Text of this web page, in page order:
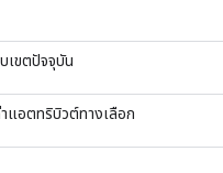
เขตปัจจุบัน
แอตทริบิวต์ทางเลือก